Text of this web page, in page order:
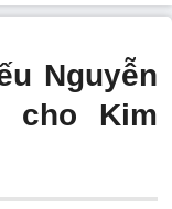
Nguyễn
cho Kim